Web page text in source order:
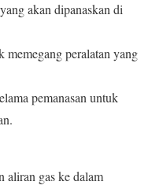
akan dipanaskan di
memegang peralatan yang
pemanasan untuk
aliran gas ke dalam